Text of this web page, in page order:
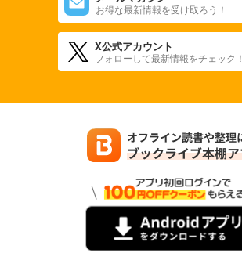
お得な最新情報を受け取ろう！
X公式アカウント
フォローして最新情報をチェック！